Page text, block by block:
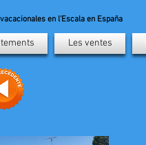
en l'Escala en España
Les ventes